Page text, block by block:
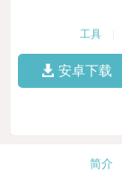
工具
安卓下载
简介